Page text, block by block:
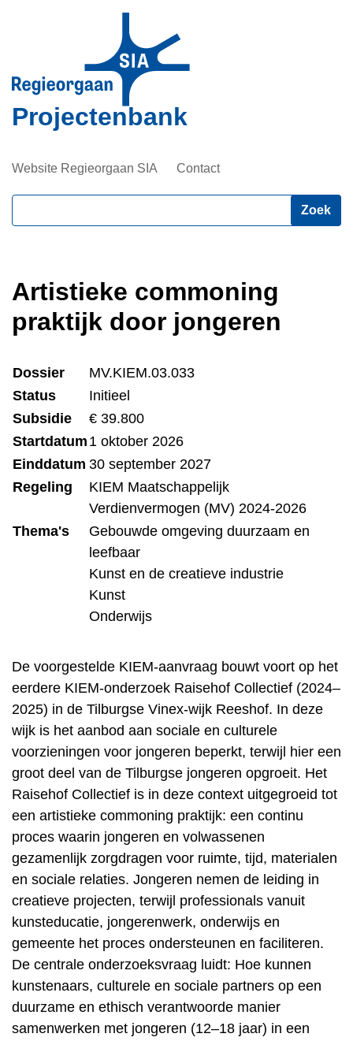
de
inhoud
gaan
Projectenbank
Website Regieorgaan SIA Contact
Artistieke commoning
praktijk door jongeren
Dossier
MV.KIEM.03.033
Status
Initieel
Subsidie
€ 39.800
Startdatum 1 oktober 2026
Einddatum 30 september 2027
Regeling
KIEM Maatschappelijk
Verdienvermogen (MV) 2024-2026
Thema's
Gebouwde omgeving duurzaam en
leefbaar
Kunst en de creatieve industrie
Kunst
Onderwijs
De voorgestelde KIEM-aanvraag bouwt voort op het
eerdere KIEM-onderzoek Raisehof Collectief (2024–
2025) in de Tilburgse Vinex-wijk Reeshof. In deze
wijk is het aanbod aan sociale en culturele
voorzieningen voor jongeren beperkt, terwijl hier een
groot deel van de Tilburgse jongeren opgroeit. Het
Raisehof Collectief is in deze context uitgegroeid tot
een artistieke commoning praktijk: een continu
proces waarin jongeren en volwassenen
gezamenlijk zorgdragen voor ruimte, tijd, materialen
en sociale relaties. Jongeren nemen de leiding in
creatieve projecten, terwijl professionals vanuit
kunsteducatie, jongerenwerk, onderwijs en
gemeente het proces ondersteunen en faciliteren.
De centrale onderzoeksvraag luidt: Hoe kunnen
kunstenaars, culturele en sociale partners op een
duurzame en ethisch verantwoorde manier
samenwerken met jongeren (12–18 jaar) in een